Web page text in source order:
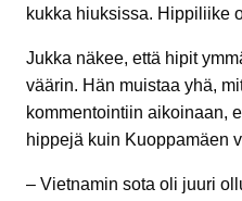
kukka hiuksissa. Hippiliike
Jukka näkee, että hipit
väärin. Hän muistaa yhä,
kommentointiin aikoinaan,
hippejä kuin Kuoppamäen
– Vietnamin sota oli juuri